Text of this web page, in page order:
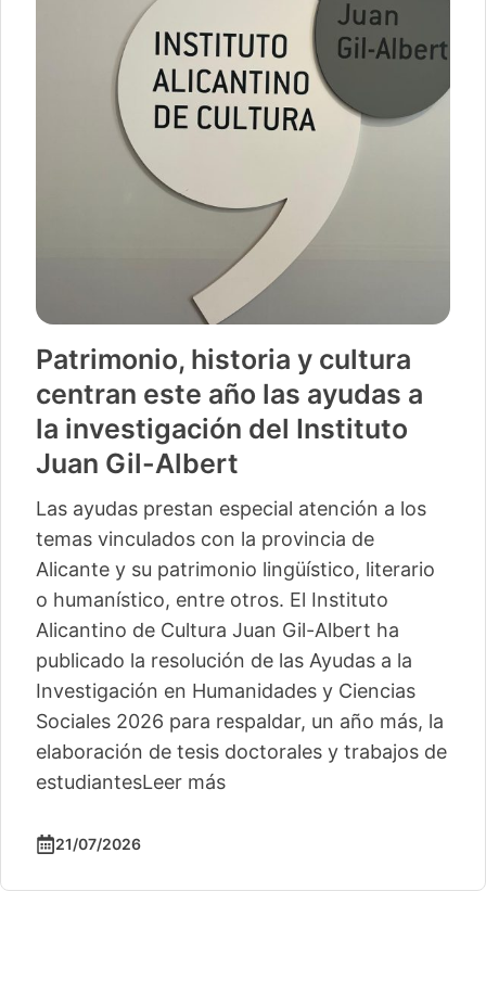
Patrimonio, historia y cultura
centran este año las ayudas a
la investigación del Instituto
Juan Gil-Albert
Las ayudas prestan especial atención a los
temas vinculados con la provincia de
Alicante y su patrimonio lingüístico, literario
o humanístico, entre otros. El Instituto
Alicantino de Cultura Juan Gil-Albert ha
publicado la resolución de las Ayudas a la
Investigación en Humanidades y Ciencias
Sociales 2026 para respaldar, un año más, la
elaboración de tesis doctorales y trabajos de
estudiantesLeer más
21/07/2026